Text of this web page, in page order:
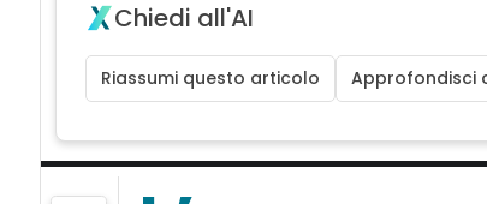
Chiedi all'AI
Riassumi questo articolo Approfondisci